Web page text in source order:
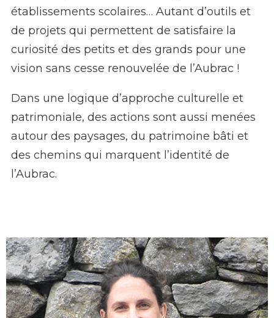
établissements scolaires… Autant d’outils et
de projets qui permettent de satisfaire la
curiosité des petits et des grands pour une
vision sans cesse renouvelée de l’Aubrac !
Dans une logique d’approche culturelle et
patrimoniale, des actions sont aussi menées
autour des paysages, du patrimoine bâti et
des chemins qui marquent l’identité de
l’Aubrac.